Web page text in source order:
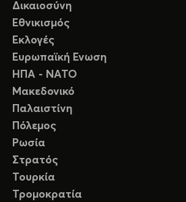
Δικαιοσύνη
Εθνικισμός
Εκλογές
Ευρωπαϊκή Ενωση
ΗΠΑ - ΝΑΤΟ
Μακεδονικό
Παλαιστίνη
Πόλεμος
Ρωσία
Στρατός
Τουρκία
Τρομοκρατία